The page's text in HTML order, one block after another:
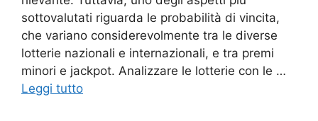
sottovalutati riguarda le probabilità di vincita,
che variano considerevolmente tra le diverse
lotterie nazionali e internazionali, e tra premi
minori e jackpot. Analizzare le lotterie con le …
Leggi tutto